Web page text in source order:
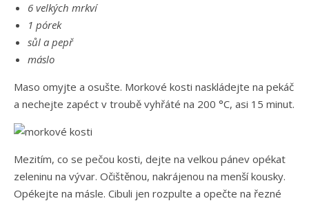
6 velkých mrkví
1 pórek
sůl a pepř
máslo
Maso omyjte a osušte. Morkové kosti naskládejte na pekáč
a nechejte zapéct v troubě vyhřáté na 200 °C, asi 15 minut.
Mezitím, co se pečou kosti, dejte na velkou pánev opékat
zeleninu na vývar. Očištěnou, nakrájenou na menší kousky.
Opékejte na másle. Cibuli jen rozpulte a opečte na řezné